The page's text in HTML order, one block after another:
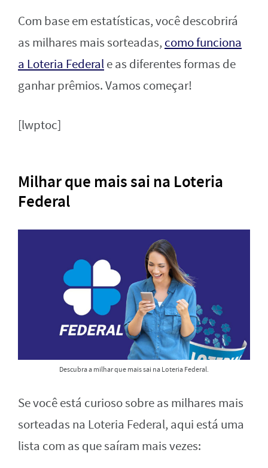
Com base em estatísticas, você descobrirá
as milhares mais sorteadas, como funciona
a Loteria Federale as diferentes formas de
ganhar prêmios. Vamos começar!
[lwptoc]
Milhar que mais sai na Loteria
Federal
Descubra a milhar que mais sai na Loteria Federal.
Se você está curioso sobre as milhares mais
sorteadas na Loteria Federal, aqui está uma
lista com as que saíram mais vezes: